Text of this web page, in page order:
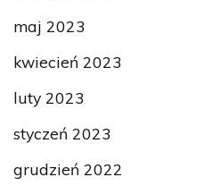
maj 2023
kwiecień 2023
luty 2023
styczeń 2023
grudzień 2022